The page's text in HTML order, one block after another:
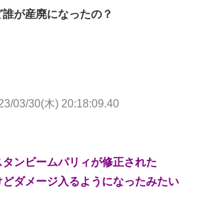
が産廃になったの？
03/30(木) 20:18:09.40
ンビームパリィが修正された
ダメージ入るようになったみたい